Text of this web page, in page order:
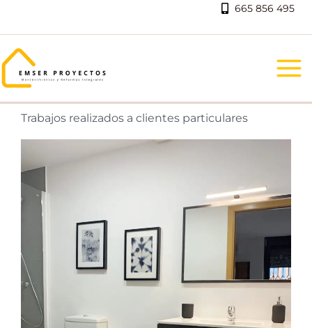
contenido
665 856 495
Trabajos realizados a clientes particulares